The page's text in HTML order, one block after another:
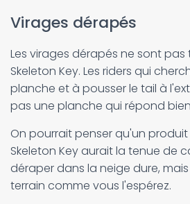
Virages dérapés
Les virages dérapés ne sont
Skeleton Key. Les riders qui
planche et à pousser le tail à
pas une planche qui répond
On pourrait penser qu'un
Skeleton Key aurait la tenue de
déraper dans la neige dure,
terrain comme vous l'espérez.